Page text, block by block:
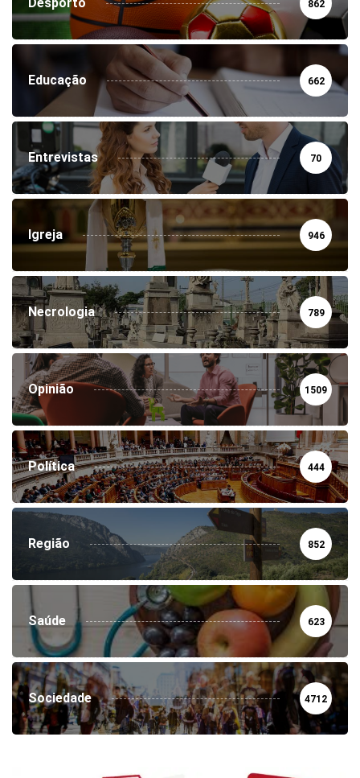
Desporto 862
Educação 662
Entrevistas 70
Igreja 946
Necrologia 789
Opinião 1509
Política 444
Região 852
Saúde 623
Sociedade 4712